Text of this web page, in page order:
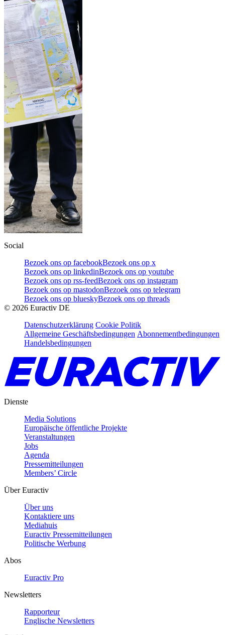
Social
Bezoek ons op facebookBezoek ons op x
Bezoek ons op linkedinBezoek ons op youtube
Bezoek ons op rss-feedBezoek ons op instagram
Bezoek ons op mastodonBezoek ons op telegram
Bezoek ons op blueskyBezoek ons op threads
© 2026 Euractiv DE
Datenschutzerklärung Cookie Politik
Allgemeine Geschäftsbedingungen Abonnementbedingungen
Handelsbedingungen
Dienste
Media Solutions
Europäische öffentliche Projekte
Veranstaltungen
Jobs
Agenda
Pressemitteilungen
Members’ Circle
Über Euractiv
Über uns
Kontaktiere uns
Mediahuis
Euractiv Pressemitteilungen
Politische Werbung
Abos
Euractiv Pro
Newsletters
Rapporteur
Englische Newsletters